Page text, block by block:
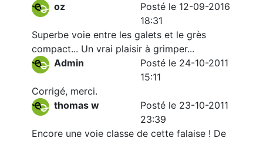
oz
Posté le 12-09-2016
18:31
Superbe voie entre les galets et le grès
compact... Un vrai plaisir à grimper...
Admin
Posté le 24-10-2011
15:11
Corrigé, merci.
thomas w
Posté le 23-10-2011
23:39
Encore une voie classe de cette falaise ! De